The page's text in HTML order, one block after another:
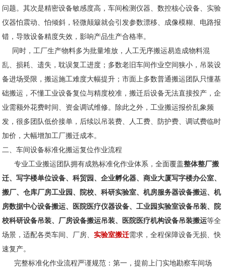
问题。其次是精密设备敏感度高，车间检测仪器、数控核心设备、实验
仪器怕震动、怕倾斜，轻微颠簸就会引发参数漂移、成像模糊、电路报
错，导致设备精度失效，影响产品生产合格率。
同时，工厂生产物料多为批量堆放，人工无序搬运易造成物料混
乱、损耗、遗失，耽误复工进度；多数老旧车间作业空间狭小，吊装设
备进场受限，搬运施工难度大幅提升；市面上多数普通搬运团队只懂基
础搬运，不懂工业设备复位与精度校准，搬迁后设备无法直接投产，企
业需额外花费时间、资金调试维修。除此之外，工业搬运报价乱象频
发，很多团队低价接单，后续以吊装费、人工费、防护费、调试费临时
加价，大幅增加工厂搬迁成本。
二、车间设备标准化搬运复位作业流程
专业工业搬运团队拥有成熟标准化作业体系，全面覆盖整体整厂搬
迁、写字楼单位设备、科贸园、企业孵化器、商业大厦写字楼办公室、
搬厂、仓库厂房工业园、院校、科研实验室、机房服务器设备搬运、机
房数据中心设备搬运、医院医疗仪器设备、工业园实验室设备吊装、院
校科研设备吊装、厂房设备搬运吊装、医院医疗机构设备吊装搬运等全
场景，适配各类车间、厂房、实验室搬迁需求，全程保障设备无损、快
速复产。
完整标准化作业流程严谨规范：第一，提前上门实地勘察车间场